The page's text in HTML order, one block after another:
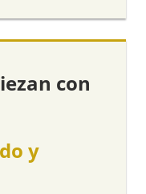
con
y